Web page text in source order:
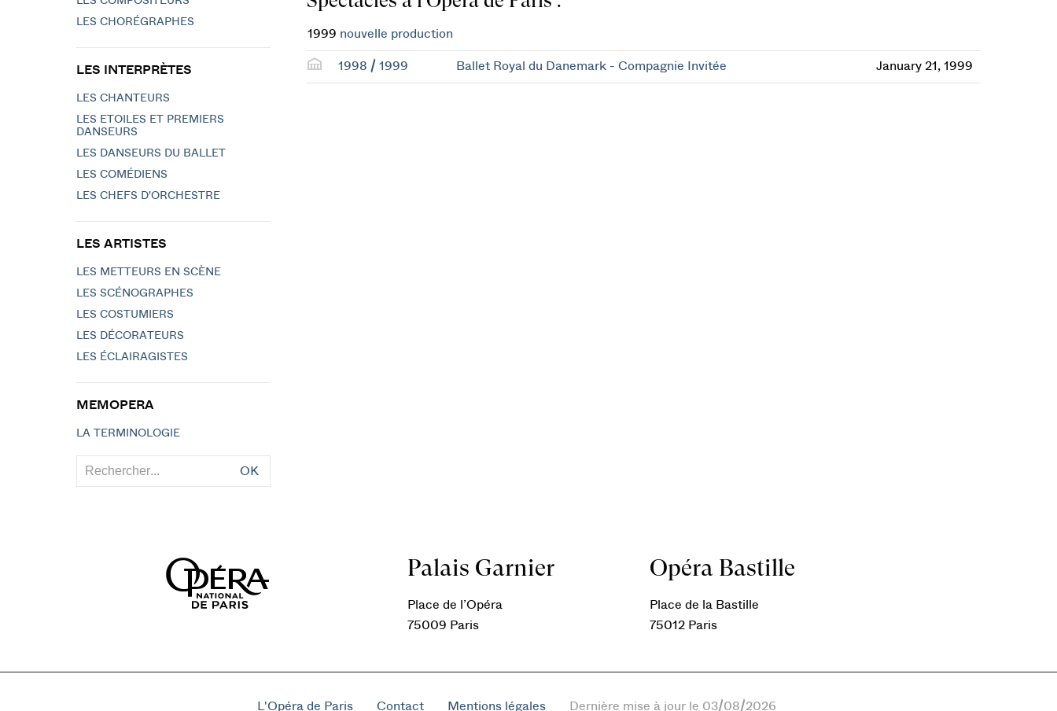
1999 nouvelle production
1998 / 1999 Ballet Royal du Danemark - Compagnie Invitée January 21, 1999
LES CHORÉGRAPHES
LES INTERPRÈTES
LES CHANTEURS
LES ETOILES ET PREMIERS
DANSEURS
LES DANSEURS DU BALLET
LES COMÉDIENS
LES CHEFS D'ORCHESTRE
LES ARTISTES
LES METTEURS EN SCÈNE
LES SCÉNOGRAPHES
LES COSTUMIERS
LES DÉCORATEURS
LES ÉCLAIRAGISTES
MEMOPERA
LA TERMINOLOGIE
OK
Palais Garnier
Place de l’Opéra
75009 Paris
Opéra Bastille
Place de la Bastille
75012 Paris
L'Opéra de Paris Contact Mentions légales Dernière mise à jour le 03/08/2026